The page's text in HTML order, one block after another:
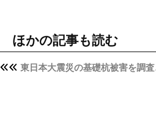
ほかの記事も読む
東日本大震災の基礎杭被害を調